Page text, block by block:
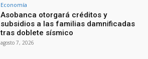
Economía
Asobanca otorgará créditos y
subsidios a las familias damnificadas
tras doblete sísmico
agosto 7, 2026